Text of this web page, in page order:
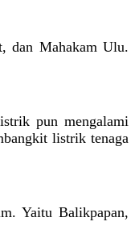
dan Mahakam Ulu.
pun mengalami
listrik tenaga
Yaitu Balikpapan,